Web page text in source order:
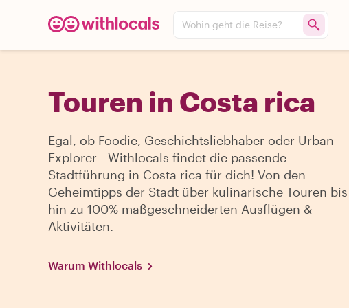
Wohin geht die Reise?
Touren in Costa rica
Egal, ob Foodie, Geschichtsliebhaber oder Urban
Explorer - Withlocals findet die passende
Stadtführung in Costa rica für dich! Von den
Geheimtipps der Stadt über kulinarische Touren bis
hin zu 100% maßgeschneiderten Ausflügen &
Aktivitäten.
Warum Withlocals